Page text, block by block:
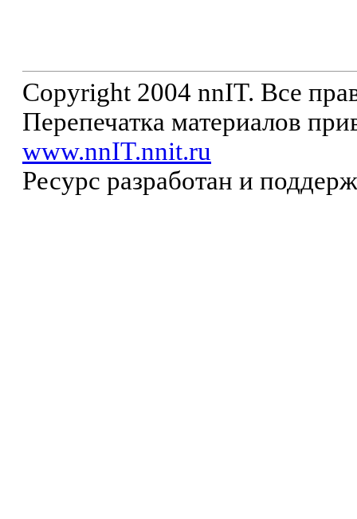
Copyright 2004 nnIT. Все
Перепечатка материалов
www.nnIT.nnit.ru
Ресурс разработан и